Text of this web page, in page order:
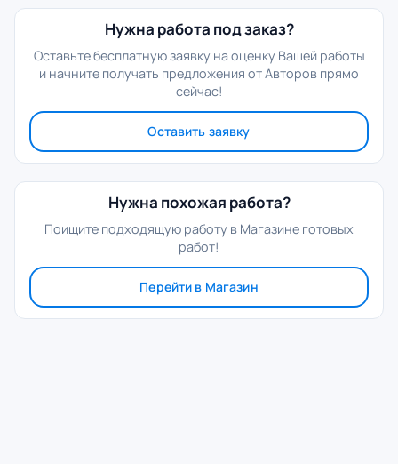
Нужна работа под заказ?
Оставьте бесплатную заявку на оценку Вашей работы
и начните получать предложения от Авторов прямо
сейчас!
Оставить заявку
Нужна похожая работа?
Поищите подходящую работу в Магазине готовых
работ!
Перейти в Магазин